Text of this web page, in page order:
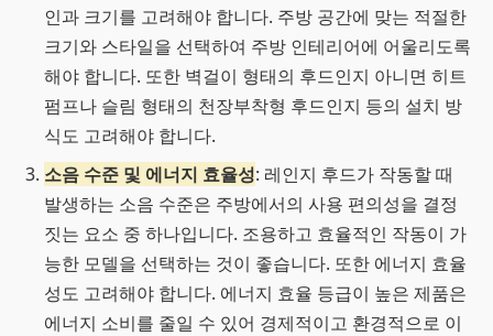
인과 크기를 고려해야 합니다. 주방 공간에 맞는 적절한
크기와 스타일을 선택하여 주방 인테리어에 어울리도록
해야 합니다. 또한 벽걸이 형태의 후드인지 아니면 히트
펌프나 슬림 형태의 천장부착형 후드인지 등의 설치 방
식도 고려해야 합니다.
소음 수준 및 에너지 효율성: 레인지 후드가 작동할 때
발생하는 소음 수준은 주방에서의 사용 편의성을 결정
짓는 요소 중 하나입니다. 조용하고 효율적인 작동이 가
능한 모델을 선택하는 것이 좋습니다. 또한 에너지 효율
성도 고려해야 합니다. 에너지 효율 등급이 높은 제품은
에너지 소비를 줄일 수 있어 경제적이고 환경적으로 이